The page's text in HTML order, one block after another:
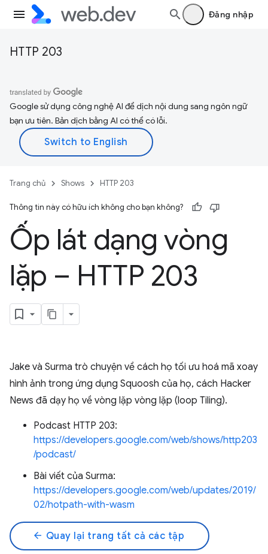
Đăng nhập
HTTP 203
Google sử dụng công nghệ AI để dịch nội dung sang ngôn ngữ
bạn ưu tiên. Bản dịch bằng AI có thể có lỗi.
Trang chủ Shows HTTP 203
Thông tin này có hữu ích không cho bạn không?
Ốp lát dạng vòng
lặp – HTTP 203
Jake và Surma trò chuyện về cách họ tối ưu hoá mã xoay
hình ảnh trong ứng dụng Squoosh của họ, cách Hacker
News đã dạy họ về vòng lặp vòng lặp (loop Tiling).
Podcast HTTP 203:
https://developers.google.com/web/shows/http203
/podcast/
Bài viết của Surma:
https://developers.google.com/web/updates/2019/
02/hotpath-with-wasm
arrow_back Quay lại trang tất cả các tập